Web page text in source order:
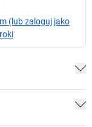
(lub zaloguj jako